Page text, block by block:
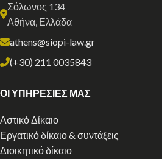
Σόλωνος 134
Αθήνα, Ελλάδα
athens@siopi-law.gr
(+30) 211 0035843
ΟΙ ΥΠΗΡΕΣΙΕΣ ΜΑΣ
Αστικό Δίκαιο
Εργατικό δίκαιο & συντάξεις
Διοικητικό δίκαιο